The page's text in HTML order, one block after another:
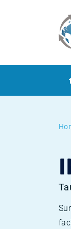
Term SOFR
Qu'est-ce que
Qu'est-ce que
Taux Euribor
Taux ESTER
Taux d'inflation
Calculateur